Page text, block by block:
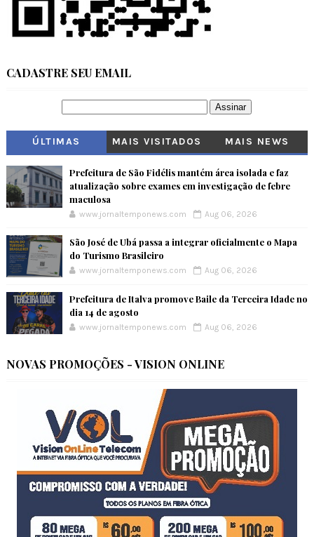
CADASTRE SEU EMAIL
ÚLTIMAS MAIS VISITADOS MAIS NEWS
Prefeitura de São Fidélis mantém área isolada e faz
atualização sobre exames em investigação de febre
maculosa
www.jornaltemponews.com Aug 06, 2026
São José de Ubá passa a integrar oficialmente o Mapa
do Turismo Brasileiro
www.jornaltemponews.com Aug 06, 2026
Prefeitura de Italva promove Baile da Terceira Idade no
dia 14 de agosto
www.jornaltemponews.com Aug 06, 2026
NOVAS PROMOÇÕES - VISION ONLINE